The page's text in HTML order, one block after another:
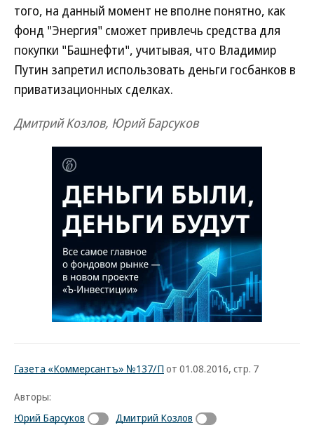
того, на данный момент не вполне понятно, как
фонд "Энергия" сможет привлечь средства для
покупки "Башнефти", учитывая, что Владимир
Путин запретил использовать деньги госбанков в
приватизационных сделках.
Дмитрий Козлов, Юрий Барсуков
Газета «Коммерсантъ» №137/П от 01.08.2016, стр. 7
Авторы:
Юрий Барсуков
Дмитрий Козлов